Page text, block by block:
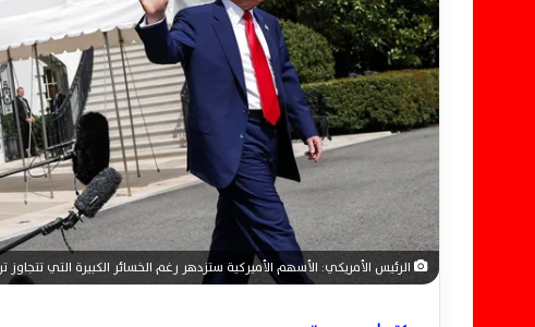
ل
ك
ت
و
ن
الرئيس الأمريكي: الأسهم الأميركية ستزدهر رغم الخسائر الكبيرة التي تتجاوز